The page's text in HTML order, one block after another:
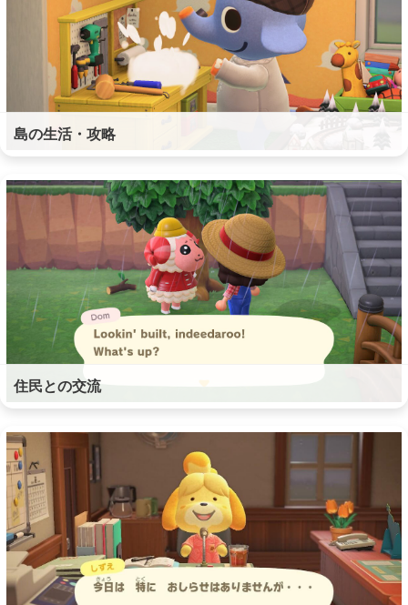
島の生活・攻略
住民との交流